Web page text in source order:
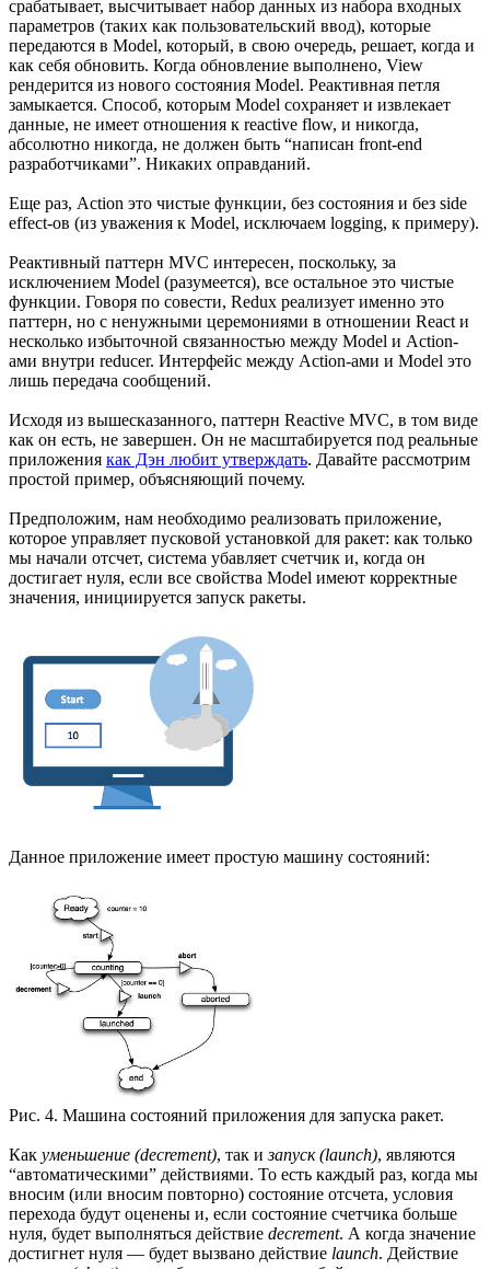
срабатывает, высчитывает набор данных из набора входных
параметров (таких как пользовательский ввод), которые
передаются в Model, который, в свою очередь, решает, когда и
как себя обновить. Когда обновление выполнено, View
рендерится из нового состояния Model. Реактивная петля
замыкается. Способ, которым Model сохраняет и извлекает
данные, не имеет отношения к reactive flow, и никогда,
абсолютно никогда, не должен быть “написан front-end
разработчиками”. Никаких оправданий.
Еще раз, Action это чистые функции, без состояния и без side
effect-ов (из уважения к Model, исключаем logging, к примеру).
Реактивный паттерн MVC интересен, поскольку, за
исключением Model (разумеется), все остальное это чистые
функции. Говоря по совести, Redux реализует именно это
паттерн, но с ненужными церемониями в отношении React и
несколько избыточной связанностью между Model и Action-
ами внутри reducer. Интерфейс между Action-ами и Model это
лишь передача сообщений.
Исходя из вышесказанного, паттерн Reactive MVC, в том виде
как он есть, не завершен. Он не масштабируется под реальные
приложения как Дэн любит утверждать. Давайте рассмотрим
простой пример, объясняющий почему.
Предположим, нам необходимо реализовать приложение,
которое управляет пусковой установкой для ракет: как только
мы начали отсчет, система убавляет счетчик и, когда он
достигает нуля, если все свойства Model имеют корректные
значения, инициируется запуск ракеты.
Данное приложение имеет простую машину состояний:
Рис. 4. Машина состояний приложения для запуска ракет.
Как уменьшение (decrement), так изапуск (launch), являются
“автоматическими” действиями. То есть каждый раз, когда мы
вносим (или вносим повторно) состояние отсчета, условия
перехода будут оценены и, если состояние счетчика больше
нуля, будет выполняться действие decrement. А когда значение
достигнет нуля — будет вызвано действие launch. Действие